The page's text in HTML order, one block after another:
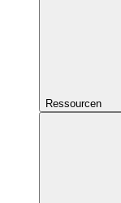
Ressourcen